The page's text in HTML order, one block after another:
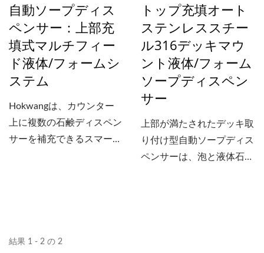
自動ソープディス
ペンサー：上部充
填式マルチフィー
ド液体/フォームシ
ステム
Hokwangは、カウンター
上に複数の石鹸ディスペン
サーを補充できるスマート
護の表示LEDライトと音が
トップ充填オート
ステンレススチー
ル316デッキマウ
ント液体/フォーム
ソープディスペン
サー
上部が満たされたデッキ取
り付け型自動ソープディス
ペンサーは、泡と液体石鹸
結果 1 - 2 の 2